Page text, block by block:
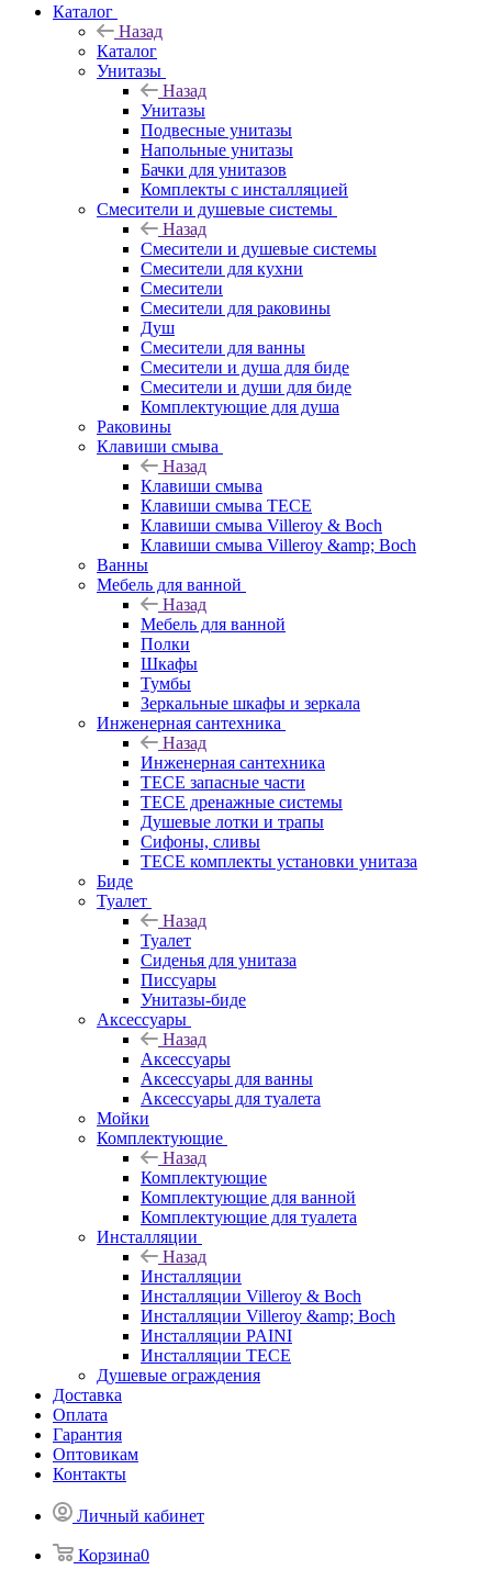
Каталог
Назад
Каталог
Унитазы
Назад
Унитазы
Подвесные унитазы
Напольные унитазы
Бачки для унитазов
Комплекты с инсталляцией
Смесители и душевые системы
Назад
Смесители и душевые системы
Смесители для кухни
Смесители
Смесители для раковины
Душ
Смесители для ванны
Смесители и душа для биде
Смесители и души для биде
Комплектующие для душа
Раковины
Клавиши смыва
Назад
Клавиши смыва
Клавиши смыва TECE
Клавиши смыва Villeroy & Boch
Клавиши смыва Villeroy &amp; Boch
Ванны
Мебель для ванной
Назад
Мебель для ванной
Полки
Шкафы
Тумбы
Зеркальные шкафы и зеркала
Инженерная сантехника
Назад
Инженерная сантехника
TECE запасные части
TECE дренажные системы
Душевые лотки и трапы
Сифоны, сливы
TECE комплекты установки унитаза
Биде
Туалет
Назад
Туалет
Сиденья для унитаза
Писсуары
Унитазы-биде
Аксессуары
Назад
Аксессуары
Аксессуары для ванны
Аксессуары для туалета
Мойки
Комплектующие
Назад
Комплектующие
Комплектующие для ванной
Комплектующие для туалета
Инсталляции
Назад
Инсталляции
Инсталляции Villeroy & Boch
Инсталляции Villeroy &amp; Boch
Инсталляции PAINI
Инсталляции TECE
Душевые ограждения
Доставка
Оплата
Гарантия
Оптовикам
Контакты
Личный кабинет
Корзина0